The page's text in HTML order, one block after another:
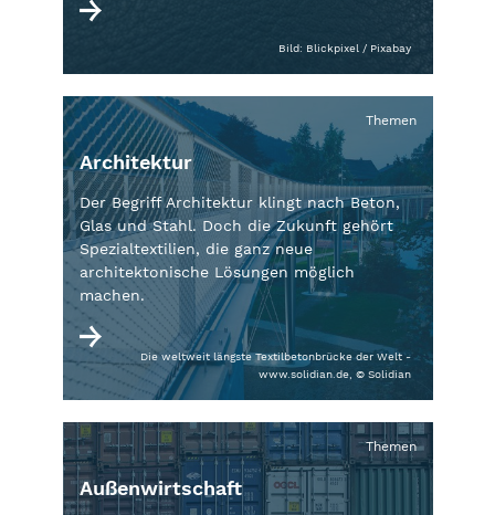
Bild: Blickpixel / Pixabay
Die weltweit längste Textilbetonbrücke der Welt -
www.solidian.de, © Solidian
Themen
Architektur
Der Begriff Architektur klingt nach Beton,
Glas und Stahl. Doch die Zukunft gehört
Spezialtextilien, die ganz neue
architektonische Lösungen möglich
machen.
Themen
Außenwirtschaft